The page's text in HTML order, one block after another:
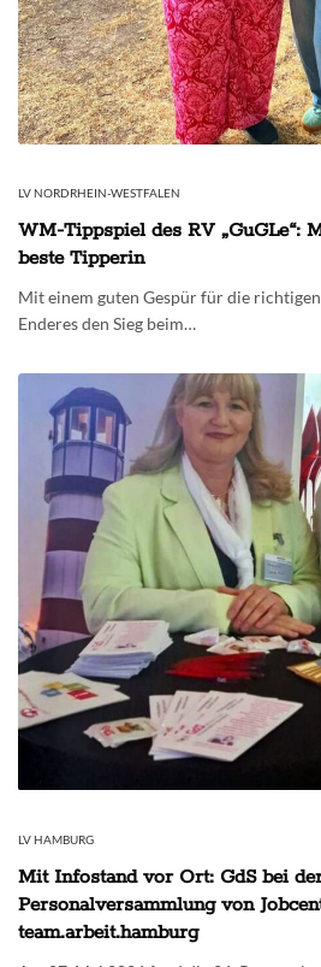
LV NORDRHEIN-WESTFALEN
WM-Tippspiel des RV „GuGLe“:
beste Tipperin
Mit einem guten Gespür für die
Enderes den Sieg beim…
LV HAMBURG
Mit Infostand vor Ort: GdS bei
Personalversammlung von
team.arbeit.hamburg